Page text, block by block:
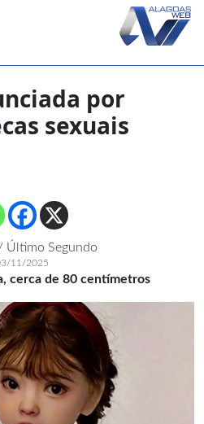
por
sexuais
Último Segundo
11/2025
cerca de 80 centímetros